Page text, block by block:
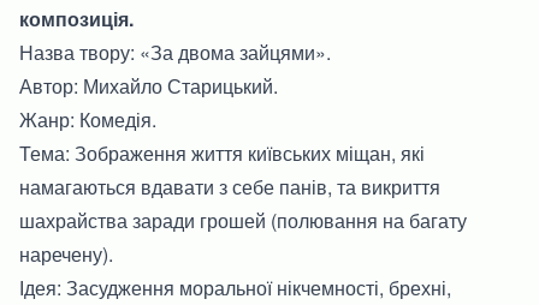
композиція.
Назва твору: «За двома зайцями».
Автор: Михайло Старицький.
Жанр: Комедія.
Тема: Зображення життя київських міщан, які
намагаються вдавати з себе панів, та викриття
шахрайства заради грошей (полювання на багату
наречену).
Ідея: Засудження моральної нікчемності, брехні,